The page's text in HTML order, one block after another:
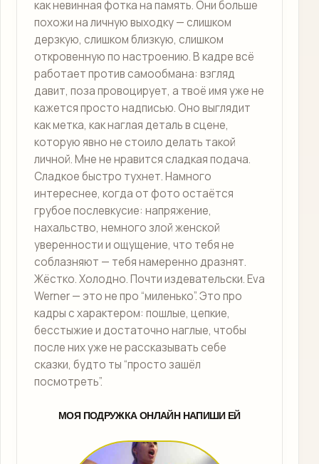
МОЯ ПОДРУЖКА ОНЛАЙН НАПИШИ ЕЙ
как невинная фотка на память. Они больше
похожи на личную выходку — слишком
дерзкую, слишком близкую, слишком
откровенную по настроению. В кадре всё
работает против самообмана: взгляд
давит, поза провоцирует, а твоё имя уже не
кажется просто надписью. Оно выглядит
как метка, как наглая деталь в сцене,
которую явно не стоило делать такой
личной. Мне не нравится сладкая подача.
Сладкое быстро тухнет. Намного
интереснее, когда от фото остаётся
грубое послевкусие: напряжение,
нахальство, немного злой женской
уверенности и ощущение, что тебя не
соблазняют — тебя намеренно дразнят.
Жёстко. Холодно. Почти издевательски. Eva
Werner — это не про “миленько”. Это про
кадры с характером: пошлые, цепкие,
бесстыжие и достаточно наглые, чтобы
после них уже не рассказывать себе
сказки, будто ты “просто зашёл
посмотреть”.